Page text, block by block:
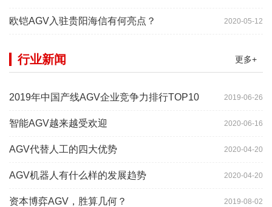
2020-05-12
欧铠AGV入驻贵阳海信有何亮点？
更多+
行业新闻
2019-06-26
2019年中国产线AGV企业竞争力排行TOP10
2020-06-16
智能AGV越来越受欢迎
2020-04-20
AGV代替人工的四大优势
2020-04-20
AGV机器人有什么样的发展趋势
2019-08-02
资本博弈AGV，胜算几何？